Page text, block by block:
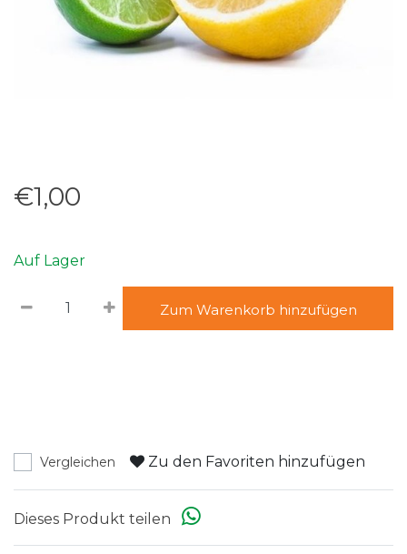
€1,00
Auf Lager
Zum Warenkorb hinzufügen
Vergleichen Zu den Favoriten hinzufügen
Dieses Produkt teilen